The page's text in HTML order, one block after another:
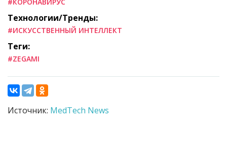
Технологии/Тренды:
#ИСКУССТВЕННЫЙ ИНТЕЛЛЕКТ
Теги:
#ZEGAMI
Источник: MedTech News